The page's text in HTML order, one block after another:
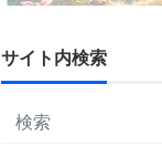
サイト内検索